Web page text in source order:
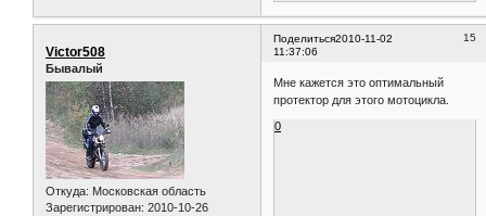
Поделиться 15
2010-11-02
11:37:06
Victor508
Бывалый
Откуда: Московская область
Зарегистрирован: 2010-10-26
Мне кажется это оптимальный
протектор для этого мотоцикла.
0